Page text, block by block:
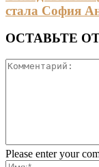
стала София
ОСТАВЬТЕ
Please enter your